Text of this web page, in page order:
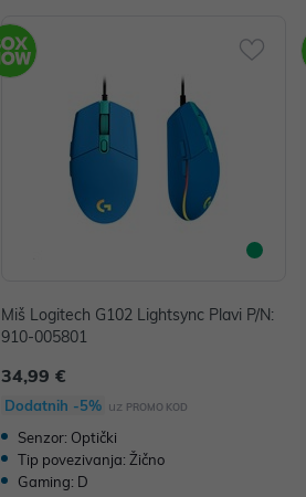
Miš Logitech G102 Lightsync Plavi P/N:
910-005801
34,99 €
Dodatnih -5% uz PROMO KOD
Senzor: Optički
Tip povezivanja: Žično
Gaming: D